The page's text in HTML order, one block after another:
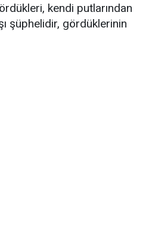
kendi putlarından
şüphelidir, gördüklerinin